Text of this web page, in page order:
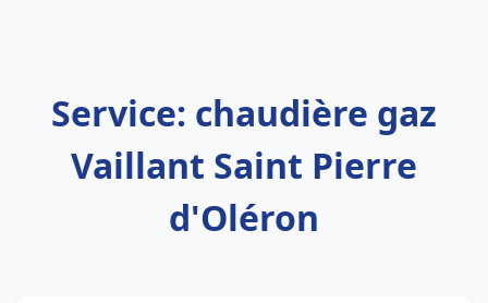
Service: chaudière gaz
Vaillant Saint Pierre
d'Oléron